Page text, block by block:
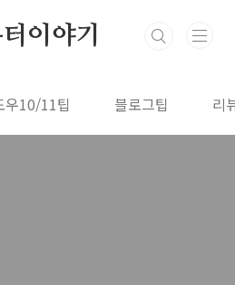
이야기
우10/11팁 블로그팁 리